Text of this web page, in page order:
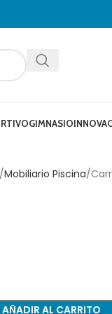
GIMNASIO
Mobiliario Piscina
AÑADIR AL CARRITO